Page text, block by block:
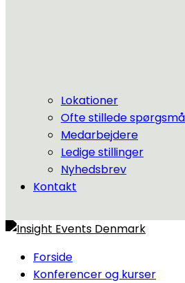
Lokationer
Ofte stillede
Medarbejdere
Ledige stillinger
Nyhedsbrev
Kontakt
Forside
Konferencer og kurser